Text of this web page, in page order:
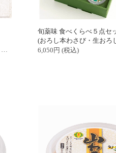
旬薬味 食べくらべ５点セ
(おろし本わさび・生おろししょうが・わさび漬・きざみわさ
6,050 円 (税込)